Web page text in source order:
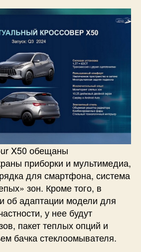
X50 обещаны
приборки и мультимедиа,
для смартфона, система
зон. Кроме того, в
об адаптации модели для
у нее будут
пакет теплых опций и
бачка стеклоомывателя.